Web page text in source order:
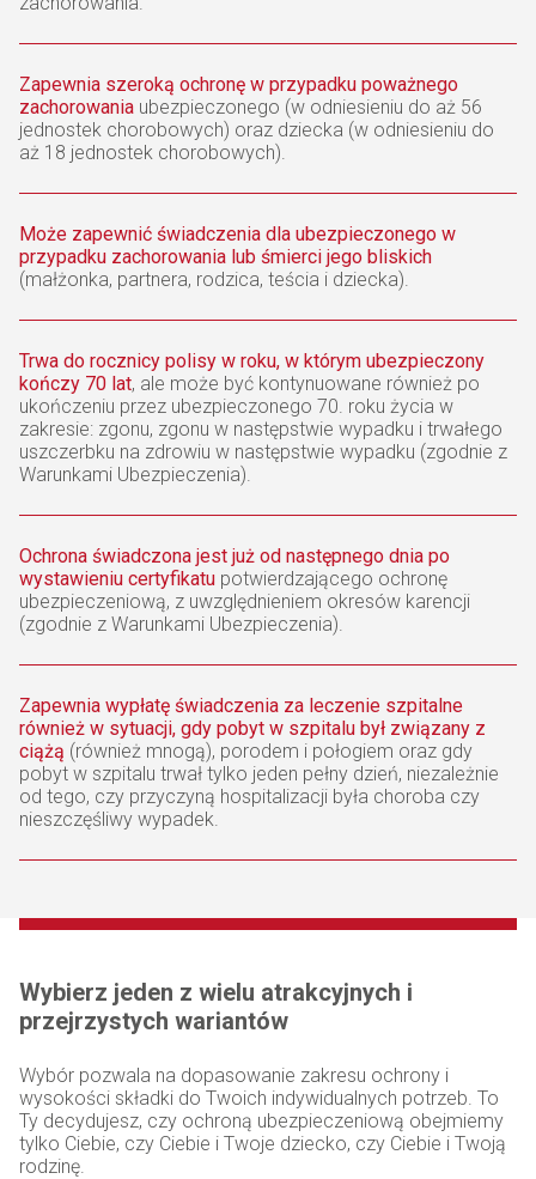
Zapewnia szeroką ochronę w przypadku poważnego
zachorowania ubezpieczonego (w odniesieniu do aż 56
jednostek chorobowych) oraz dziecka (w odniesieniu do
aż 18 jednostek chorobowych).
Może zapewnić świadczenia dla ubezpieczonego w
przypadku zachorowania lub śmierci jego bliskich
(małżonka, partnera, rodzica, teścia i dziecka).
Trwa do rocznicy polisy w roku, w którym ubezpieczony
kończy 70 lat, ale może być kontynuowane również po
ukończeniu przez ubezpieczonego 70. roku życia w
zakresie: zgonu, zgonu w następstwie wypadku i trwałego
uszczerbku na zdrowiu w następstwie wypadku (zgodnie z
Warunkami Ubezpieczenia).
Ochrona świadczona jest już od następnego dnia po
wystawieniu certyfikatu potwierdzającego ochronę
ubezpieczeniową, z uwzględnieniem okresów karencji
(zgodnie z Warunkami Ubezpieczenia).
Zapewnia wypłatę świadczenia za leczenie szpitalne
również w sytuacji, gdy pobyt w szpitalu był związany z
ciążą (również mnogą), porodem i połogiem oraz gdy
pobyt w szpitalu trwał tylko jeden pełny dzień, niezależnie
od tego, czy przyczyną hospitalizacji była choroba czy
nieszczęśliwy wypadek.
Wybierz jeden z wielu atrakcyjnych i
przejrzystych wariantów
Wybór pozwala na dopasowanie zakresu ochrony i
wysokości składki do Twoich indywidualnych potrzeb. To
Ty decydujesz, czy ochroną ubezpieczeniową obejmiemy
tylko Ciebie, czy Ciebie i Twoje dziecko, czy Ciebie i Twoją
rodzinę.